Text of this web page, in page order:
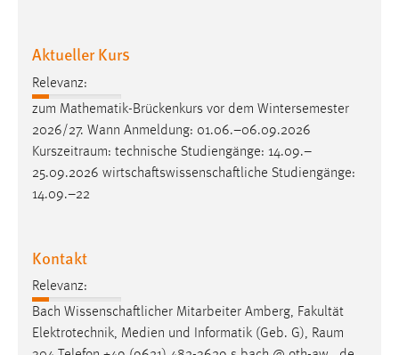
Aktueller Kurs
Relevanz:
zum Mathematik-Brückenkurs vor dem Wintersemester
2026/27. Wann Anmeldung: 01.06.–06.09.2026
Kurszeitraum: technische Studiengänge: 14.09.–
25.09.2026 wirtschaftswissenschaftliche Studiengänge:
14.09.–22
Kontakt
Relevanz:
Bach Wissenschaftlicher Mitarbeiter Amberg, Fakultät
Elektrotechnik, Medien und Informatik (Geb. G), Raum
Name:
_pk_ref, _pk_cvar, _pk_id, _pk_ses
Zweck:
Zugriffsstatistik
Cookie Laufzeit:
MARKETING
Marketing Cookies werden von Drittanbietern
verwendet, um personalisierte Werbung anzuzeigen.
Sie tun dies, indem sie Besucher über Websites
hinweg verfolgen.